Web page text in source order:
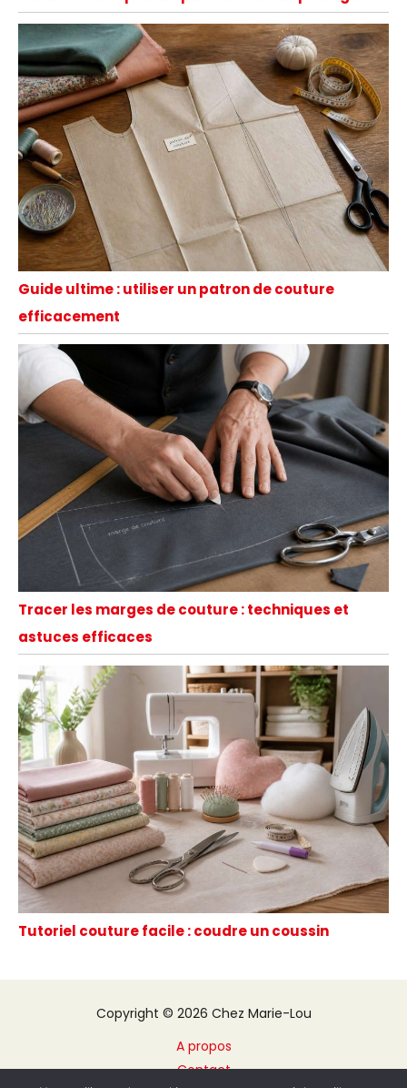
Guide ultime : utiliser un patron de couture
efficacement
Tracer les marges de couture : techniques et
astuces efficaces
Tutoriel couture facile : coudre un coussin
Copyright © 2026 Chez Marie-Lou
A propos
Contact